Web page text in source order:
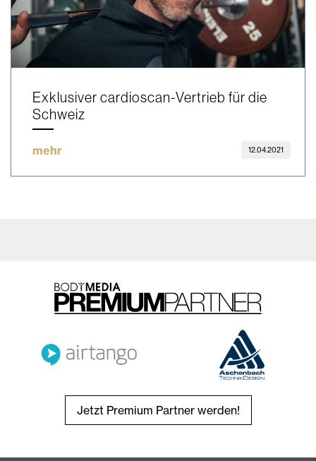
Exklusiver cardioscan-Vertrieb für die
Schweiz
mehr 12.04.2021
Jetzt Premium Partner werden!